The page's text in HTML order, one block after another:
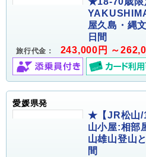
屋久島・縄
日間
旅行代金： 243,000円 ～
愛媛県発
★【JR松山/
山小屋:相部
山雄山登山
間